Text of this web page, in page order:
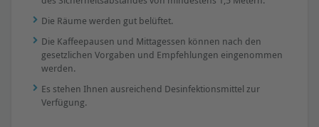
Die Räume werden gut belüftet.
Die Kaffeepausen und Mittagessen können nach den
gesetzlichen Vorgaben und Empfehlungen eingenommen
werden.
Es stehen Ihnen ausreichend Desinfektionsmittel zur
Verfügung.